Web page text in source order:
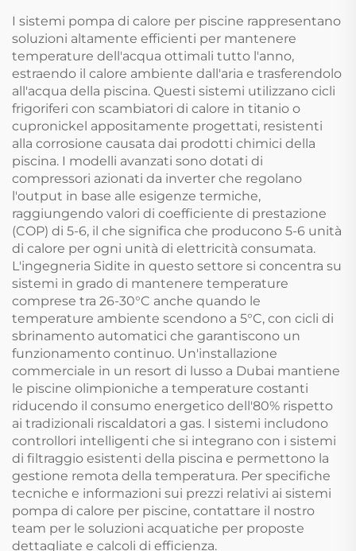
Residenziale e
Commerciale
I sistemi pompa di calore per piscine rappresentano
soluzioni altamente efficienti per mantenere
temperature dell'acqua ottimali tutto l'anno,
estraendo il calore ambiente dall'aria e trasferendolo
all'acqua della piscina. Questi sistemi utilizzano cicli
frigoriferi con scambiatori di calore in titanio o
cupronickel appositamente progettati, resistenti
alla corrosione causata dai prodotti chimici della
piscina. I modelli avanzati sono dotati di
compressori azionati da inverter che regolano
l'output in base alle esigenze termiche,
raggiungendo valori di coefficiente di prestazione
(COP) di 5-6, il che significa che producono 5-6 unità
di calore per ogni unità di elettricità consumata.
L'ingegneria Sidite in questo settore si concentra su
sistemi in grado di mantenere temperature
comprese tra 26-30°C anche quando le
temperature ambiente scendono a 5°C, con cicli di
sbrinamento automatici che garantiscono un
funzionamento continuo. Un'installazione
commerciale in un resort di lusso a Dubai mantiene
le piscine olimpioniche a temperature costanti
riducendo il consumo energetico dell'80% rispetto
ai tradizionali riscaldatori a gas. I sistemi includono
controllori intelligenti che si integrano con i sistemi
di filtraggio esistenti della piscina e permettono la
gestione remota della temperatura. Per specifiche
tecniche e informazioni sui prezzi relativi ai sistemi
pompa di calore per piscine, contattare il nostro
team per le soluzioni acquatiche per proposte
dettagliate e calcoli di efficienza.